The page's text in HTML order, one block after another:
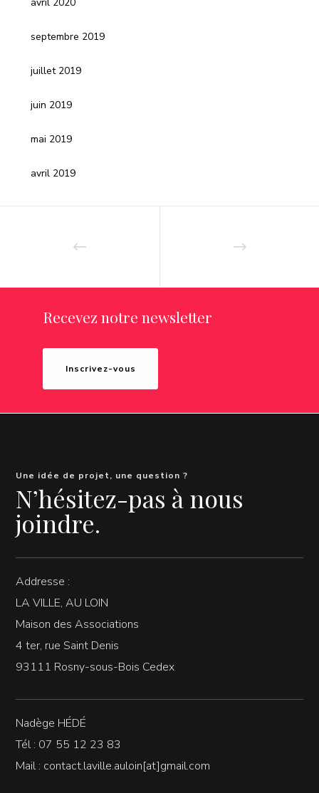
avril 2020
septembre 2019
juillet 2019
juin 2019
mai 2019
avril 2019
Recevez notre newsletter
Inscrivez-vous
Une idée de projet, une question ?
N’hésitez-pas à nous
joindre.
Addresse :
LA VILLE, AU LOIN
Maison des Associations
4 ter, rue Saint Denis
93111 Rosny-sous-Bois Cedex
Nadège HÉDÉ
Tél : 07 55 12 23 83
Mail : contact.laville.auloin[at]gmail.com